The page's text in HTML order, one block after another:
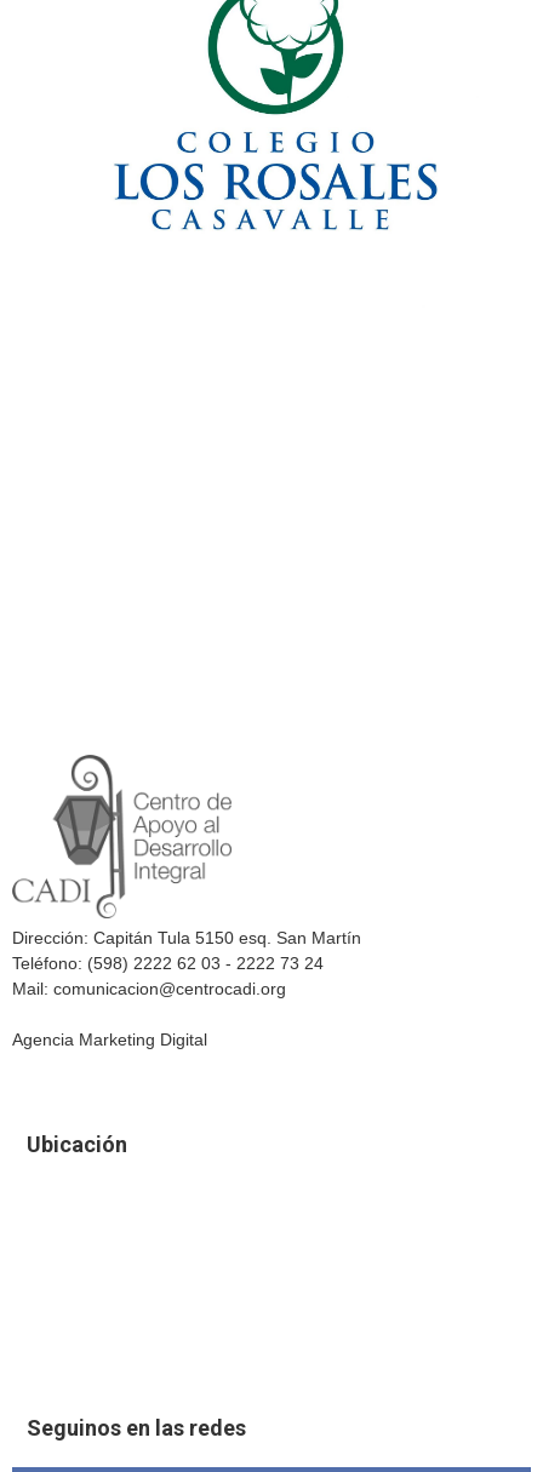
Dirección: Capitán Tula 5150 esq. San Martín
Teléfono: (598) 2222 62 03 - 2222 73 24
Mail: comunicacion@centrocadi.org
Agencia Marketing Digital
Ubicación
Seguinos en las redes